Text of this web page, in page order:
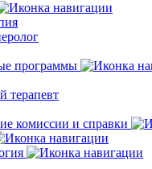
программы
терапевт
комиссии и справки